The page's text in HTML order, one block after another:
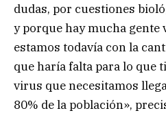
dudas, por cuestiones
y porque hay mucha gente
estamos todavía con la
que haría falta para lo que
virus que necesitamos
80% de la población»,